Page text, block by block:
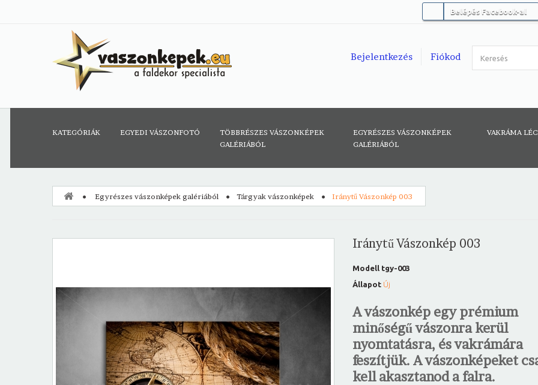
Belépés Facebook-al
Fiókod
Bejelentkezés
KATEGÓRIÁK EGYEDI VÁSZONFOTÓ
TÖBBRÉSZES VÁSZONKÉPEK
GALÉRIÁBÓL
EGYRÉSZES VÁSZONKÉPEK
GALÉRIÁBÓL
VAKRÁMA
Egyrészes vászonképek galériából Tárgyak vászonképek Iránytű Vászonkép 003
Iránytű Vászonkép 003
Modell tgy-003
Állapot Új
A vászonkép egy prémium
minőségű vászonra kerül
nyomtatásra, és vakrámára
feszítjük. A vászonképeket
kell akasztanod a falra.